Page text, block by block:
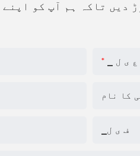
دیں تاکہ ہم آپ کو
▁ ع ی ل
کا نام
▁ف ی ل